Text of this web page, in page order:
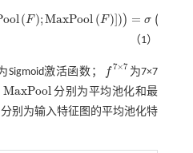
ool ( F);MaxPool ( F)])) = σ (
lF=σf 7×7F avgs;Fmaxs
（1）
激活函数； f7×7
f7× 7 为7×7
MaxPool
MaxPool
分别为平均池化和最
别为输入特征图的平均池化特